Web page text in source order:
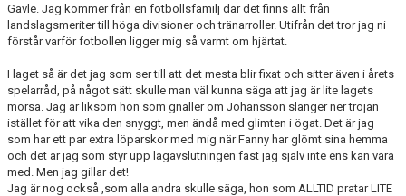
Gävle. Jag kommer från en fotbollsfamilj där det finns allt från
landslagsmeriter till höga divisioner och tränarroller. Utifrån det tror jag ni
förstår varför fotbollen ligger mig så varmt om hjärtat.
I laget så är det jag som ser till att det mesta blir fixat och sitter även i årets
spelarråd, på något sätt skulle man väl kunna säga att jag är lite lagets
morsa. Jag är liksom hon som gnäller om Johansson slänger ner tröjan
istället för att vika den snyggt, men ändå med glimten i ögat. Det är jag
som har ett par extra löparskor med mig när Fanny har glömt sina hemma
och det är jag som styr upp lagavslutningen fast jag själv inte ens kan vara
med. Men jag gillar det!
Jag är nog också ,som alla andra skulle säga, hon som ALLTID pratar LITE